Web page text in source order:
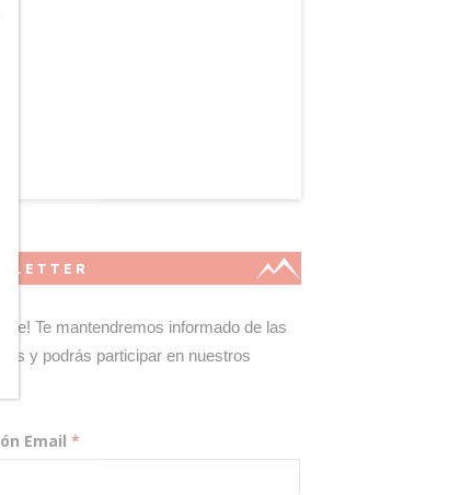
Te mantendremos informado de las
y podrás participar en nuestros
Email *